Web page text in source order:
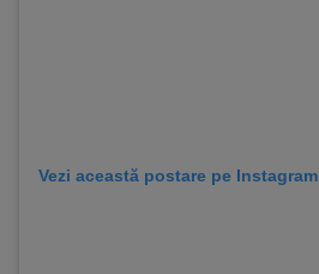
Vezi această postare pe Instagram